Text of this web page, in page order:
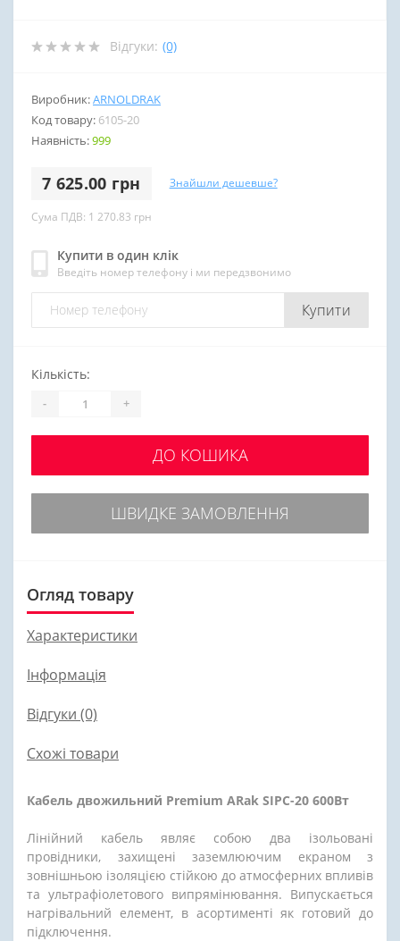
Відгуки: (0)
Виробник:ARNOLDRAK
Код товару: 6105-20
Наявність:999
7 625.00 грн Знайшли дешевше?
Сума ПДВ: 1 270.83 грн
Купити в один клік
Введіть номер телефону і ми передзвонимо
Купити
Кількість:
- +
ДО КОШИКА
ШВИДКЕ ЗАМОВЛЕННЯ
Огляд товару
Характеристики
Інформація
Відгуки (0)
Схожі товари
Кабель двожильний Premium ARak SIPC-20 600Вт
Лінійний кабель являє собою два ізольовані
провідники, захищені заземлюючим екраном з
зовнішньою ізоляцією стійкою до атмосферних впливів
та ультрафіолетового випрямінювання. Випускається
нагрівальний елемент, в асортименті як готовий до
підключення.